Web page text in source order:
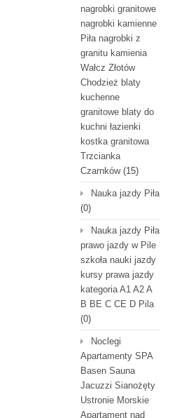
nagrobki granitowe
nagrobki kamienne
Piła nagrobki z
granitu kamienia
Wałcz Złotów
Chodzież blaty
kuchenne
granitowe blaty do
kuchni łazienki
kostka granitowa
Trzcianka
Czarnków(15)
Nauka jazdy Piła
(0)
Nauka jazdy Piła
prawo jazdy w Pile
szkoła nauki jazdy
kursy prawa jazdy
kategoria A1 A2 A
B BE C CE D Pila
(0)
Noclegi
Apartamenty SPA
Basen Sauna
Jacuzzi Sianożęty
Ustronie Morskie
Apartament nad